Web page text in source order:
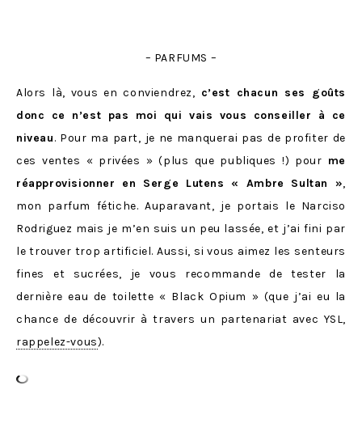
– PARFUMS –
Alors là, vous en conviendrez, c’est chacun ses goûts
donc ce n’est pas moi qui vais vous conseiller à ce
niveau. Pour ma part, je ne manquerai pas de profiter de
ces ventes « privées » (plus que publiques !) pour me
réapprovisionner en Serge Lutens « Ambre Sultan »,
mon parfum fétiche. Auparavant, je portais le Narciso
Rodriguez mais je m’en suis un peu lassée, et j’ai fini par
le trouver trop artificiel. Aussi, si vous aimez les senteurs
fines et sucrées, je vous recommande de tester la
dernière eau de toilette « Black Opium » (que j’ai eu la
chance de découvrir à travers un partenariat avec YSL,
rappelez-vous).